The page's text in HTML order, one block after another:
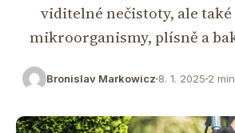
viditelné nečistoty, ale také
mikroorganismy, plísně a
Bronislav Markowicz 8. 1. 2025 2